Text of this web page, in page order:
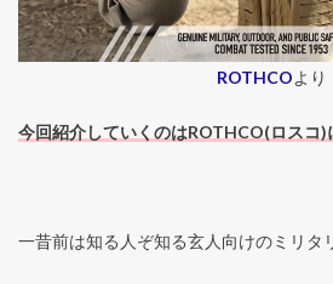
ROTHCOより
今回紹介していくのはROTHCO(ロスコ)
一昔前は知る人ぞ知る玄人向けのミリタ